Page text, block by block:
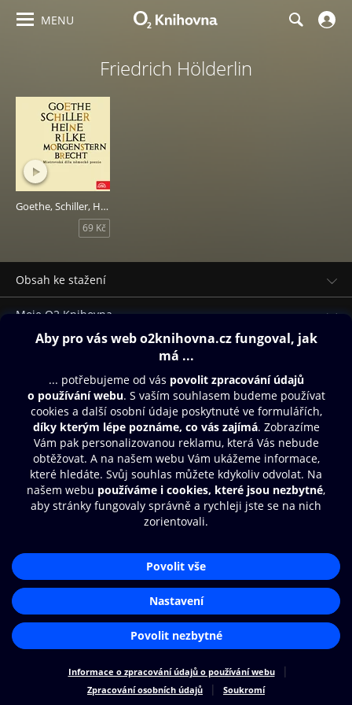
MENU
Friedrich Hölderlin
Goethe, Schiller, Heine, Rilke, Morgenstern, Brecht
69 Kč
Obsah ke stažení
Moje O2 Knihovna
Další zábava
© O2 Czech Republic a.s.
Nákupní řád
Přístupnost
Zásady zpracování osobních údajů
Cookies
Aplikace O2 Knihovna
Čti a poslouchej své e-knihy a
audioknihy rychleji a pohodlněji.